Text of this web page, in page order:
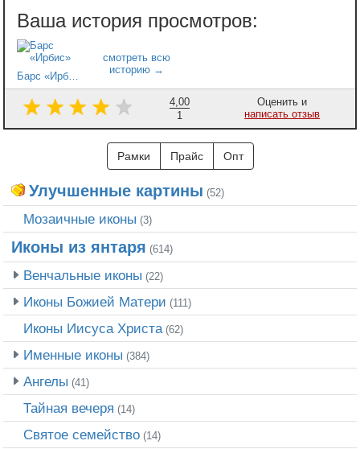
4,00
1
Оценить и
написать отзыв
Рамки Прайс Опт
Улучшенные картины (52)
Мозаичные иконы (3)
Иконы из янтаря (614)
Венчальные иконы (22)
Иконы Божией Матери (111)
Иконы Иисуса Христа (62)
Именные иконы (384)
Ангелы (41)
Тайная вечеря (14)
Святое семейство (14)